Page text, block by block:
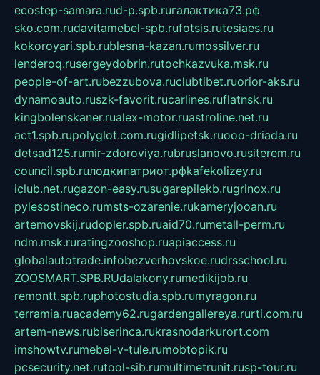
ecostep-samara.rud-p.spb.ruгалактика73.рф
sko.com.rudavitamebel-spb.rufotsis.rutesiaes.ru
kokoroyari.spb.rublesna-kazan.rumossilver.ru
lenderoq.rusergeydobrin.rutochkazvuka.msk.ru
people-of-art.rubezzubova.ruclubtibet.ruorior-aks.ru
dynamoauto.ruszk-favorit.rucarlines.ruflatnsk.ru
kingbolenskaner.rualex-motor.ruastroline.net.ru
act1.spb.rupolyglot.com.rugidlipetsk.ruooo-driada.ru
detsad125.rumir-zdoroviya.rubruslanovo.rusiterem.ru
council.spb.ruлодкипатриот.рфkafekolizey.ru
iclub.net.rugazon-easy.rusugarepilekb.rugrinox.ru
pylesostineco.rumsts-ozarenie.rukameryjooan.ru
artemovskij.rudopler.spb.ruaid70.rumetall-perm.ru
ndm.msk.ruratingzooshop.ruapiaccess.ru
globalautotrade.infobezverhovskoe.rudrsschool.ru
ZOOSMART.SPB.RUdalakony.rumedikijob.ru
remontt.spb.ruphotostudia.spb.rumyragon.ru
terramia.ruacademy62.rugardengallereya.rurti.com.ru
artem-news.rubiserinca.rukrasnodarkurort.com
imshowtv.rumebel-v-tule.rumobtopik.ru
pcsecurity.net.rutool-sib.rumultimetrunit.rusp-tour.ru